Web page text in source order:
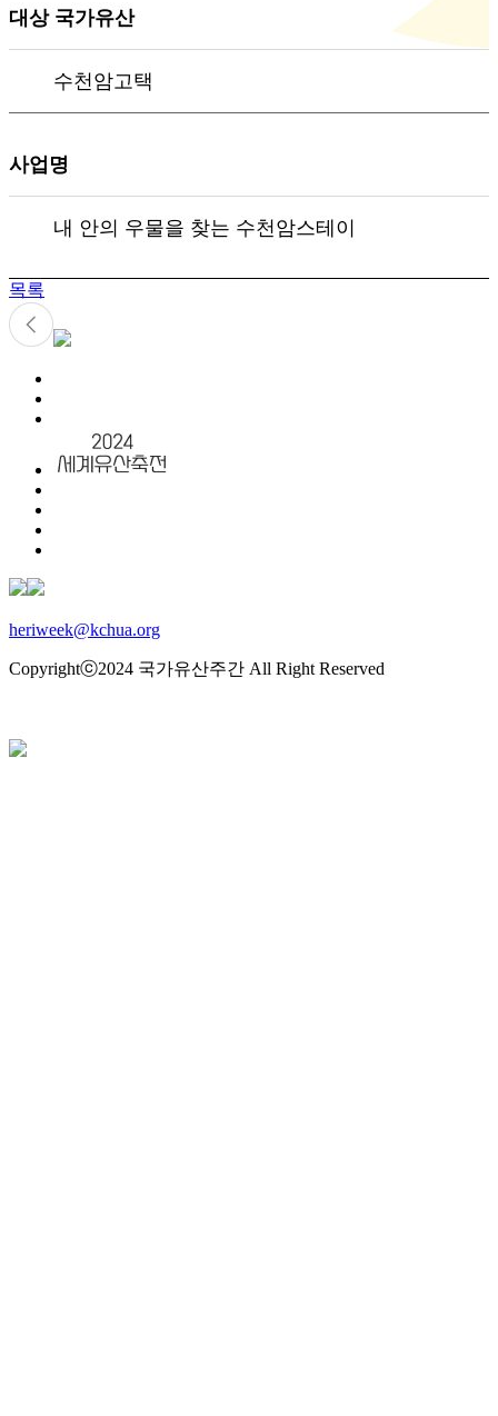
대상 국가유산
수천암고택
사업명
내 안의 우물을 찾는 수천암스테이
목록
heriweek@kchua.org
Copyrightⓒ2024 국가유산주간 All Right Reserved